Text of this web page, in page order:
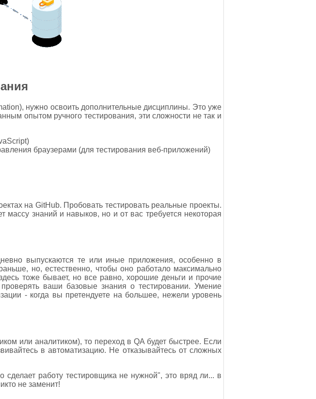
нужно освоить дополнительные дисциплины. Это уже
опытом ручного тестирования, эти сложности не так и
браузерами (для тестирования веб-приложений)
на GitHub. Пробовать тестировать реальные проекты.
массу знаний и навыков, но и от вас требуется некоторая
выпускаются те или иные приложения, особенно в
но, естественно, чтобы оно работало максимально
тоже бывает, но все равно, хорошие деньги и прочие
ваши базовые знания о тестировании. Умение
- когда вы претендуете на большее, нежели уровень
или аналитиком), то переход в QA будет быстрее. Если
в автоматизацию. Не отказывайтесь от сложных
сделает работу тестировщика не нужной", это вряд ли... в
не заменит!